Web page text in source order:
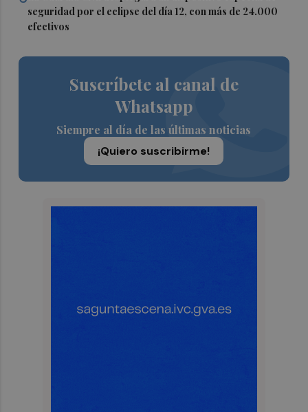
seguridad por el eclipse del día 12, con más de 24.000
efectivos
Suscríbete al canal de
Whatsapp
Siempre al día de las últimas noticias
¡Quiero suscribirme!